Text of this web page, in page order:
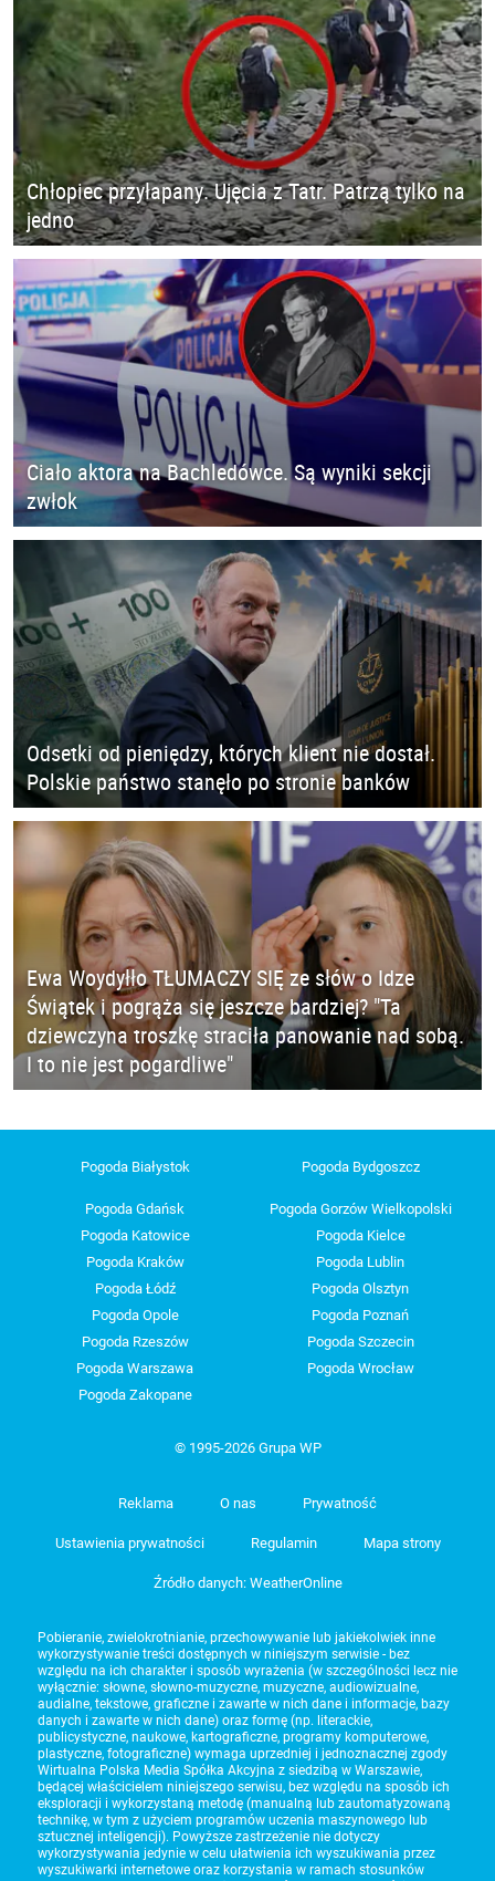
Chłopiec przyłapany. Ujęcia z Tatr. Patrzą tylko na
jedno
Ciało aktora na Bachledówce. Są wyniki sekcji
zwłok
Odsetki od pieniędzy, których klient nie dostał.
Polskie państwo stanęło po stronie banków
Ewa Woydyłło TŁUMACZY SIĘ ze słów o Idze
Świątek i pogrąża się jeszcze bardziej? "Ta
dziewczyna troszkę straciła panowanie nad sobą.
I to nie jest pogardliwe"
Pogoda Białystok Pogoda Bydgoszcz
Pogoda Gdańsk
Pogoda Gorzów Wielkopolski
Pogoda Katowice
Pogoda Kielce
Pogoda Kraków
Pogoda Lublin
Pogoda Łódź
Pogoda Olsztyn
Pogoda Opole
Pogoda Poznań
Pogoda Rzeszów
Pogoda Szczecin
Pogoda Warszawa
Pogoda Wrocław
Pogoda Zakopane
© 1995-2026 Grupa WP
Reklama O nas Prywatność
Ustawienia prywatności Regulamin Mapa strony
Źródło danych: WeatherOnline
Pobieranie, zwielokrotnianie, przechowywanie lub jakiekolwiek inne
wykorzystywanie treści dostępnych w niniejszym serwisie - bez
względu na ich charakter i sposób wyrażenia (w szczególności lecz nie
wyłącznie: słowne, słowno-muzyczne, muzyczne, audiowizualne,
audialne, tekstowe, graficzne i zawarte w nich dane i informacje, bazy
danych i zawarte w nich dane) oraz formę (np. literackie,
publicystyczne, naukowe, kartograficzne, programy komputerowe,
plastyczne, fotograficzne) wymaga uprzedniej i jednoznacznej zgody
Wirtualna Polska Media Spółka Akcyjna z siedzibą w Warszawie,
będącej właścicielem niniejszego serwisu, bez względu na sposób ich
eksploracji i wykorzystaną metodę (manualną lub zautomatyzowaną
technikę, w tym z użyciem programów uczenia maszynowego lub
sztucznej inteligencji). Powyższe zastrzeżenie nie dotyczy
wykorzystywania jedynie w celu ułatwienia ich wyszukiwania przez
wyszukiwarki internetowe oraz korzystania w ramach stosunków